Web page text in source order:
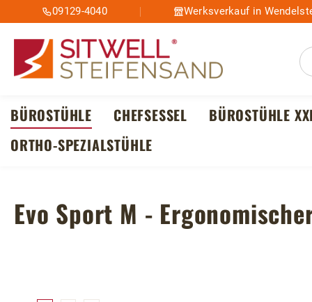
Hauptinhalt springen
Zur Suche springen
Zur Hauptnavigation springen
09129-4040 Werksverkauf in
BÜROSTÜHLE CHEFSESSEL BÜROSTÜHLE
ORTHO-SPEZIALSTÜHLE
Evo Sport M -